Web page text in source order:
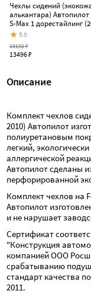
Чехлы сидений
алькантара)
S-Max 1 дорестайлинг
5.0
13496 ₽
23192 ₽
Описание
Комплект чехлов
2010) Автопилот
полиуретановым
легкий,
аллергической
Автопилот сделаны
перфорированной
Комплект чехлов на
Автопилот
и не нарушает
Сертификат
"Конструкция
компанией ООО
срабатыванию
стандарт качества
2011.